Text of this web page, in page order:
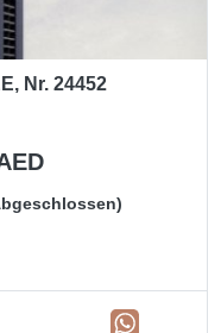
Nr. 24452